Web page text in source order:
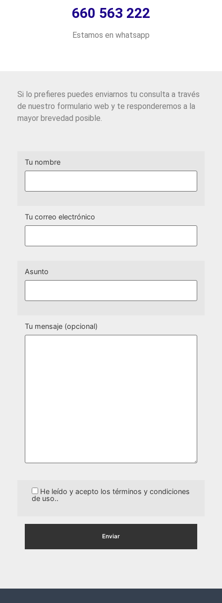
660 563 222
Estamos en whatsapp
Si lo prefieres puedes enviarnos tu consulta a través
de nuestro formulario web y te responderemos a la
mayor brevedad posible.
Tu nombre
Tu correo electrónico
Asunto
Tu mensaje (opcional)
He leído y acepto los términos y condiciones
de uso..